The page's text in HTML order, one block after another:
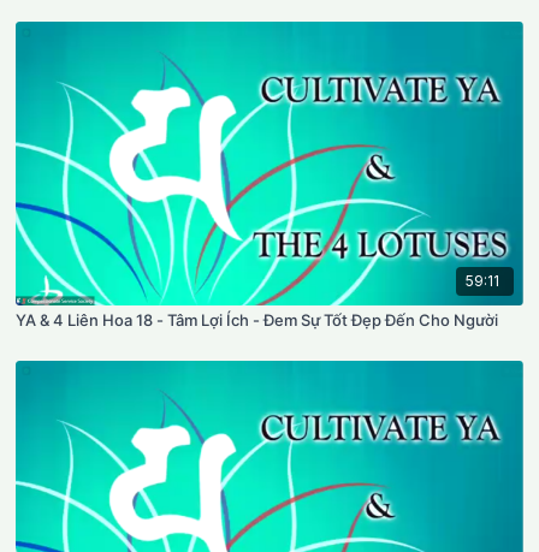
59:11
YA & 4 Liên Hoa 18 - Tâm Lợi Ích - Đem Sự Tốt Đẹp Đến Cho Người